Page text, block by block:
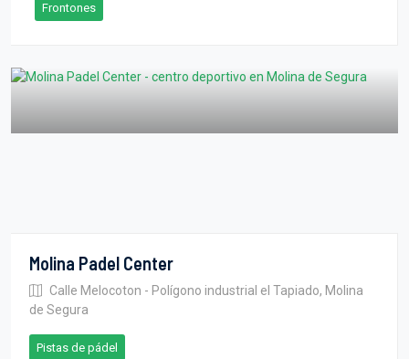
Frontones
Molina Padel Center
Calle Melocoton - Polígono industrial el Tapiado, Molina
de Segura
Pistas de pádel